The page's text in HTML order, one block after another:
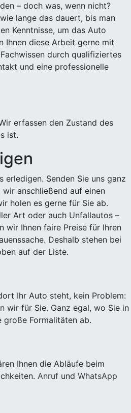
– doch was, wenn nicht?
lange das dauert, bis man
Kenntnisse, um das Auto
Ihnen diese Arbeit gerne mit
durch qualifiziertes
und eine professionelle
erfassen den Zustand des
ist.
Senden Sie uns ganz
anschließend auf einen
holen es gerne für Sie ab.
Art oder auch Unfallautos –
wir Ihnen faire Preise für Ihren
Deshalb stehen bei
auf der Liste.
Ihr Auto steht, kein Problem:
wir für Sie. Ganz egal, wo Sie in
große Formalitäten ab.
Ihnen die Abläufe beim
Anruf und WhatsApp